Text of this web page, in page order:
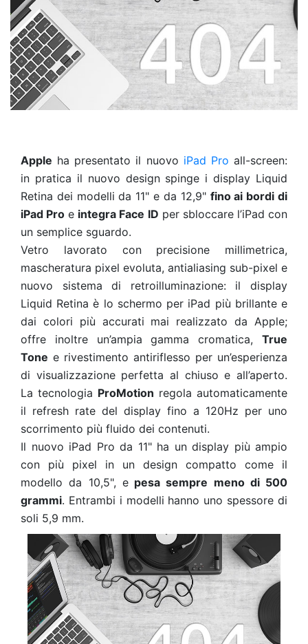
Apple ha presentato il nuovo iPad Pro all-screen:
in pratica il nuovo design spinge i display Liquid
Retina dei modelli da 11" e da 12,9" fino ai bordi di
iPad Pro e integra Face ID per sbloccare l’iPad con
un semplice sguardo.
Vetro lavorato con precisione millimetrica,
mascheratura pixel evoluta, antialiasing sub-pixel e
nuovo sistema di retroilluminazione: il display
Liquid Retina è lo schermo per iPad più brillante e
dai colori più accurati mai realizzato da Apple;
offre inoltre un’ampia gamma cromatica, True
Tone e rivestimento antiriflesso per un’esperienza
di visualizzazione perfetta al chiuso e all’aperto.
La tecnologia ProMotion regola automaticamente
il refresh rate del display fino a 120Hz per uno
scorrimento più fluido dei contenuti.
Il nuovo iPad Pro da 11" ha un display più ampio
con più pixel in un design compatto come il
modello da 10,5", epesa sempre meno di 500
grammi. Entrambi i modelli hanno uno spessore di
soli 5,9 mm.